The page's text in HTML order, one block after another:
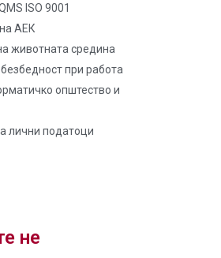
ISO 9001
AЕК
животната средина
при работа
општество и
лични податоци
не